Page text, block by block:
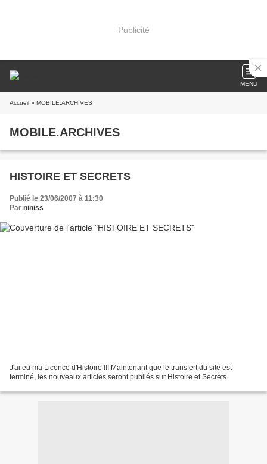
Publicité
MENU
Accueil » MOBILE.ARCHIVES
MOBILE.ARCHIVES
HISTOIRE ET SECRETS
Publié le 23/06/2007 à 11:30
Par niniss
J'ai eu ma Licence d'Histoire !!! Maintenant que le transfert du site est
terminé, les nouveaux articles seront publiés sur Histoire et Secrets